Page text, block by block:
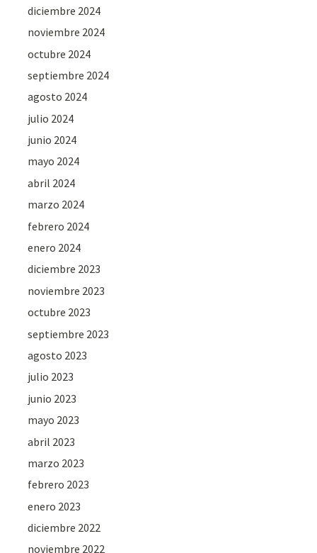
diciembre 2024
noviembre 2024
octubre 2024
septiembre 2024
agosto 2024
julio 2024
junio 2024
mayo 2024
abril 2024
marzo 2024
febrero 2024
enero 2024
diciembre 2023
noviembre 2023
octubre 2023
septiembre 2023
agosto 2023
julio 2023
junio 2023
mayo 2023
abril 2023
marzo 2023
febrero 2023
enero 2023
diciembre 2022
noviembre 2022